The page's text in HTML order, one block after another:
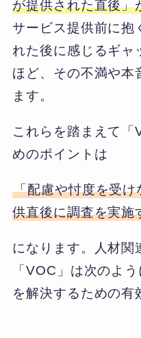
が提供された直後」
サービス提供前に抱
れた後に感じるギャ
ほど、その不満や本
ます。
これらを踏まえて「
めのポイントは
「配慮や忖度を受
供直後に調査を実施
になります。人材関
「VOC」は次のよ
を解決するための有